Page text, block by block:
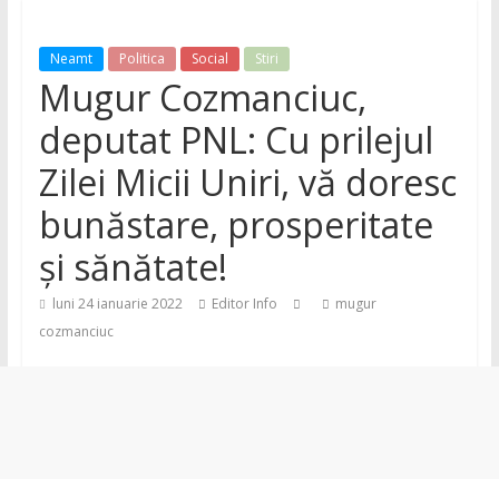
și
noutăți
din
județul
Neamț
Neamt Politica Social Stiri
Mugur Cozmanciuc,
deputat PNL: Cu prilejul
Zilei Micii Uniri, vă doresc
bunăstare, prosperitate
și sănătate!
luni 24 ianuarie 2022 Editor Info
mugur
cozmanciuc